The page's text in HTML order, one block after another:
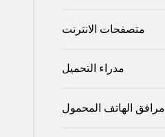
متصفحات الانترنت
مدراء التحميل
مرافق الهاتف المحمول